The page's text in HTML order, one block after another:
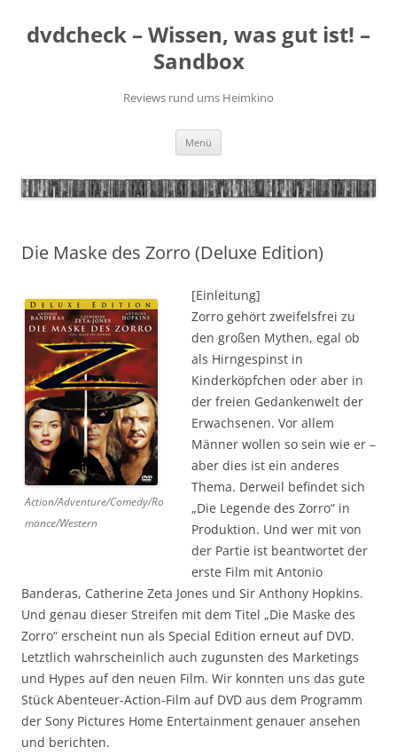
springen
dvdcheck – Wissen, was gut ist! –
Sandbox
Reviews rund ums Heimkino
Menü
Die Maske des Zorro (Deluxe Edition)
Action/Adventure/Comedy/Ro
mance/Western
[Einleitung]
Zorro gehört zweifelsfrei zu
den großen Mythen, egal ob
als Hirngespinst in
Kinderköpfchen oder aber in
der freien Gedankenwelt der
Erwachsenen. Vor allem
Männer wollen so sein wie er –
aber dies ist ein anderes
Thema. Derweil befindet sich
„Die Legende des Zorro“ in
Produktion. Und wer mit von
der Partie ist beantwortet der
erste Film mit Antonio
Banderas, Catherine Zeta Jones und Sir Anthony Hopkins.
Und genau dieser Streifen mit dem Titel „Die Maske des
Zorro“ erscheint nun als Special Edition erneut auf DVD.
Letztlich wahrscheinlich auch zugunsten des Marketings
und Hypes auf den neuen Film. Wir konnten uns das gute
Stück Abenteuer-Action-Film auf DVD aus dem Programm
der Sony Pictures Home Entertainment genauer ansehen
und berichten.